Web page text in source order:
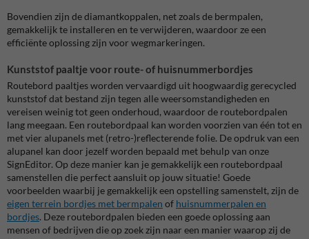
Bovendien zijn de diamantkoppalen, net zoals de bermpalen,
gemakkelijk te installeren en te verwijderen, waardoor ze een
efficiënte oplossing zijn voor wegmarkeringen.
Kunststof paaltje voor route- of huisnummerbordjes
Routebord paaltjes worden vervaardigd uit hoogwaardig gerecycled
kunststof dat bestand zijn tegen alle weersomstandigheden en
vereisen weinig tot geen onderhoud, waardoor de routebordpalen
lang meegaan. Een routebordpaal kan worden voorzien van één tot en
met vier alupanels met (retro-)reflecterende folie. De opdruk van een
alupanel kan door jezelf worden bepaald met behulp van onze
SignEditor. Op deze manier kan je gemakkelijk een routebordpaal
samenstellen die perfect aansluit op jouw situatie! Goede
voorbeelden waarbij je gemakkelijk een opstelling samenstelt, zijn de
eigen terrein bordjes met bermpalen of huisnummerpalen en
bordjes. Deze routebordpalen bieden een goede oplossing aan
mensen of bedrijven die op zoek zijn naar een manier waarop zij de